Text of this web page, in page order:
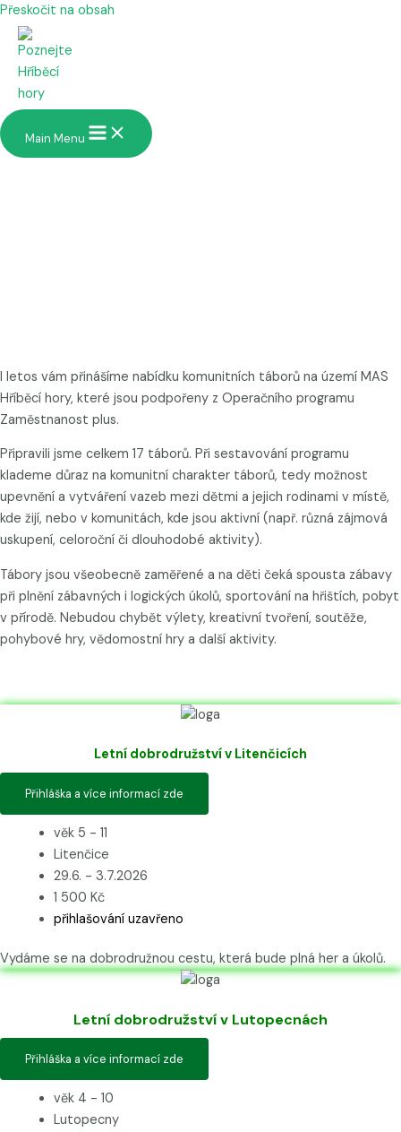
Přeskočit na obsah
Main Menu
Příměstské tábory -
léto 2026
Komunitní tábory v Hříběcích horách
I letos vám přinášíme nabídku komunitních táborů na území MAS
Hříběcí hory, které jsou podpořeny z Operačního programu
Zaměstnanost plus.
Připravili jsme celkem 17 táborů. Při sestavování programu
klademe důraz na komunitní charakter táborů, tedy možnost
upevnění a vytváření vazeb mezi dětmi a jejich rodinami v místě,
kde žijí, nebo v komunitách, kde jsou aktivní (např. různá zájmová
uskupení, celoroční či dlouhodobé aktivity).
Tábory jsou všeobecně zaměřené a na děti čeká spousta zábavy
při plnění zábavných i logických úkolů, sportování na hřištích, pobyt
v přírodě. Nebudou chybět výlety, kreativní tvoření, soutěže,
pohybové hry, vědomostní hry a další aktivity.
Letní dobrodružství v Litenčicích
Přihláška a více informací zde
věk 5 - 11
Litenčice
29.6. - 3.7.2026
1 500 Kč
přihlašování uzavřeno
Vydáme se na dobrodružnou cestu, která bude plná her a úkolů.
Letní dobrodružství v Lutopecnách
Přihláška a více informací zde
věk 4 - 10
Lutopecny